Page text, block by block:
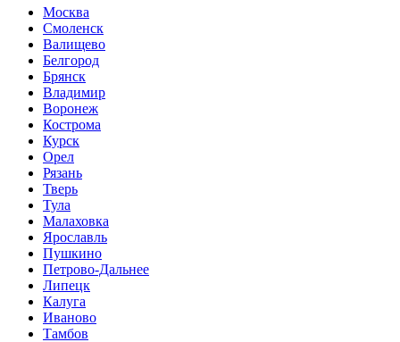
Москва
Смоленск
Валищево
Белгород
Брянск
Владимир
Воронеж
Кострома
Курск
Орел
Рязань
Тверь
Тула
Малаховка
Ярославль
Пушкино
Петрово-Дальнее
Липецк
Калуга
Иваново
Тамбов